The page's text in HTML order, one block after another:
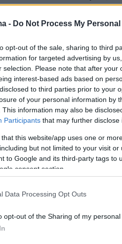
- Do Not Process My
opt-out of the sale, sharing to third
for targeted advertising by
selection. Please note that after
interest-based ads based on
to third parties prior to your
of your personal information by
This information may also be
Participants that may further disclose
that this website/app uses one or
but not limited to your visit
to Google and its third-party tags to
consent section.
Data Processing Opt Outs
opt-out of the Sharing of my personal
40.5 meter (132 ft)
was created in Norway
in which the diver lands
cGamHL2ajb
24 (@visegrad24)
από το
την Παγκόσμια